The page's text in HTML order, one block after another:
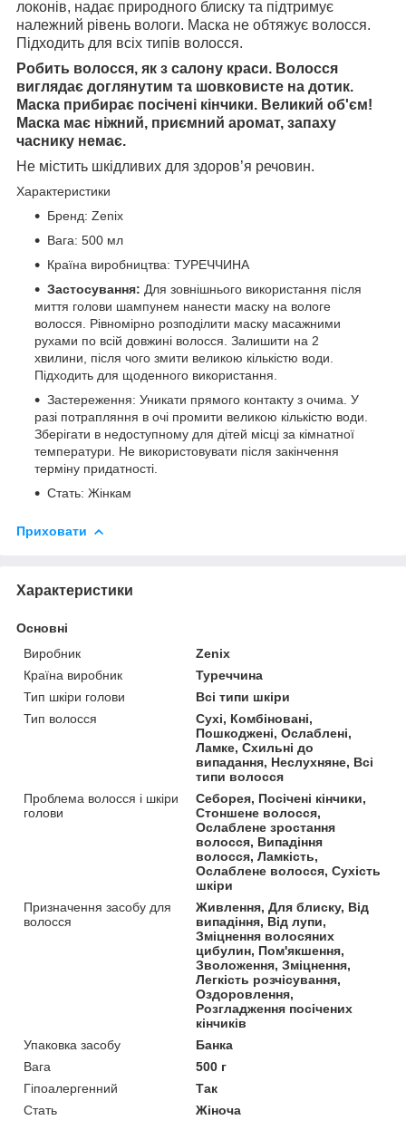
локонів, надає природного блиску та підтримує
належний рівень вологи. Маска не обтяжує волосся.
Підходить для всіх типів волосся.
Робить волосся, як з салону краси. Волосся
виглядає доглянутим та шовковисте на дотик.
Маска прибирає посічені кінчики. Великий об'єм!
Маска має ніжний, приємний аромат, запаху
часнику немає.
Не містить шкідливих для здоров’я речовин.
Характеристики
Бренд: Zenix
Вага: 500 мл
Країна виробництва: ТУРЕЧЧИНА
Застосування: Для зовнішнього використання після
миття голови шампунем нанести маску на вологе
волосся. Рівномірно розподілити маску масажними
рухами по всій довжині волосся. Залишити на 2
хвилини, після чого змити великою кількістю води.
Підходить для щоденного використання.
Застереження: Уникати прямого контакту з очима. У
разі потрапляння в очі промити великою кількістю води.
Зберігати в недоступному для дітей місці за кімнатної
температури. Не використовувати після закінчення
терміну придатності.
Стать: Жінкам
Приховати
Характеристики
Основні
Виробник
Zenix
Країна виробник
Туреччина
Тип шкіри голови
Всі типи шкіри
Тип волосся
Сухі, Комбіновані,
Пошкоджені, Ослаблені,
Ламке, Схильні до
випадання, Неслухняне, Всі
типи волосся
Проблема волосся і шкіри
голови
Себорея, Посічені кінчики,
Стоншене волосся,
Ослаблене зростання
волосся, Випадіння
волосся, Ламкість,
Ослаблене волосся, Сухість
шкіри
Призначення засобу для
волосся
Живлення, Для блиску, Від
випадіння, Від лупи,
Зміцнення волосяних
цибулин, Пом'якшення,
Зволоження, Зміцнення,
Легкість розчісування,
Оздоровлення,
Розгладження посічених
кінчиків
Упаковка засобу
Банка
Вага
500 г
Гіпоалергенний
Так
Стать
Жіноча